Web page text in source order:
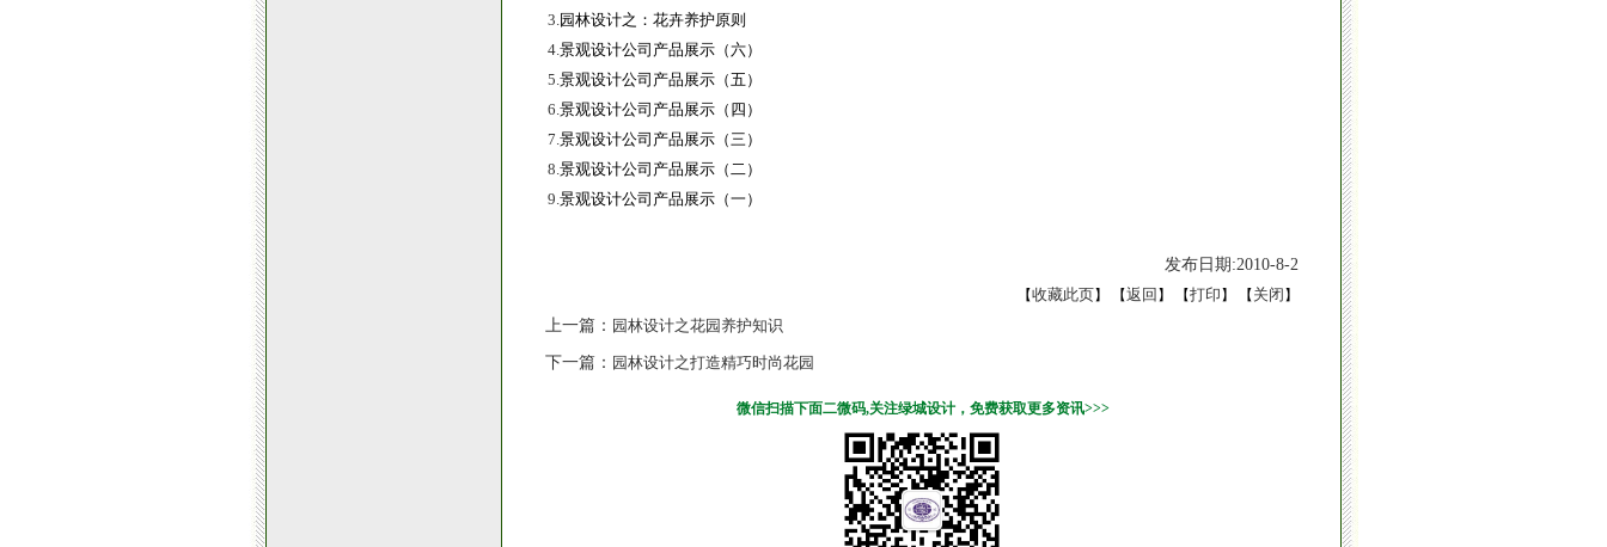
3.园林设计之：花卉养护原则
4.景观设计公司产品展示（六）
5.景观设计公司产品展示（五）
6.景观设计公司产品展示（四）
7.景观设计公司产品展示（三）
8.景观设计公司产品展示（二）
9.景观设计公司产品展示（一）
发布日期:2010-8-2
【收藏此页】 【返回 】 【打印 】 【 关闭 】
上一篇： 园林设计之花园养护知识
下一篇： 园林设计之打造精巧时尚花园
微信扫描下面二微码,关注绿城设计，免费获取更多资讯>>>